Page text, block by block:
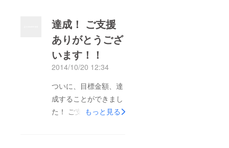
達成！ ご支援
ありがとうござ
います！！
2014/10/20 12:34
ついに、目標金額、達
成することができまし
た！ ご支援くださり
もっと見る